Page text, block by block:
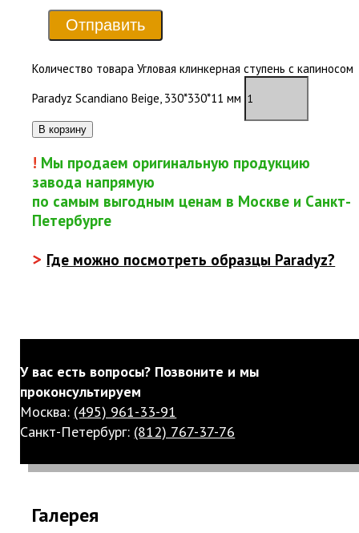
Отправить
Количество товара Угловая клинкерная ступень с капиносом
Paradyz Scandiano Beige, 330*330*11 мм
В корзину
! Мы продаем оригинальную продукцию
завода напрямую
по самым выгодным ценам в Москве и Санкт-
Петербурге
> Где можно посмотреть образцы Paradyz?
У вас есть вопросы? Позвоните и мы
проконсультируем
Москва: (495) 961-33-91
Санкт-Петербург: (812) 767-37-76
Галерея